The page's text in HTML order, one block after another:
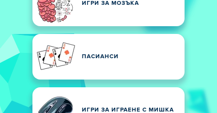
ИГРИ ЗА МОЗЪКА
ПАСИАНСИ
ИГРИ ЗА ИГРАЕНЕ С МИШКА